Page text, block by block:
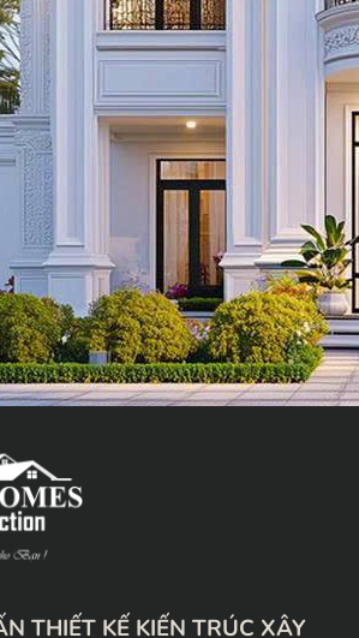
THIẾT KẾ KIẾN TRÚC XÂY